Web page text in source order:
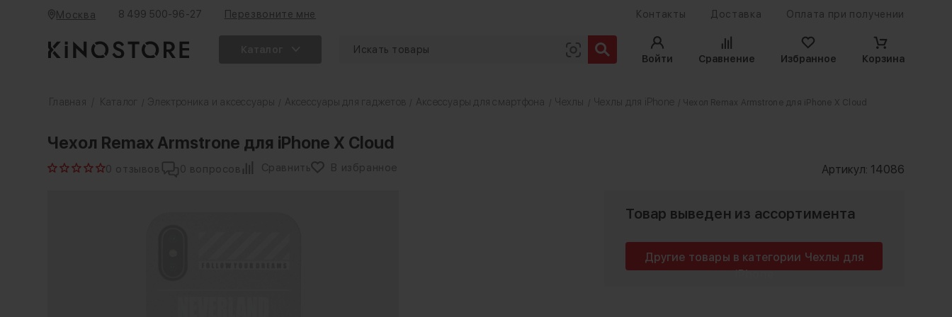
Москва 8 499 500-96-27 Перезвоните мне Контакты Доставка Оплата при получении
Войти
Сравнение Избранное Корзина
Главная Каталог Электроника и аксессуары Аксессуары для гаджетов Аксессуары для смартфона Чехлы Чехлы для iPhone / Чехол Remax Armstrone для iPhone X Cloud
Чехол Remax Armstrone для iPhone X Cloud
0 отзывов 0 вопросов Сравнить В избранное Артикул: 14086
Товар выведен из ассортимента
Другие товары в категории Чехлы для
iPhone